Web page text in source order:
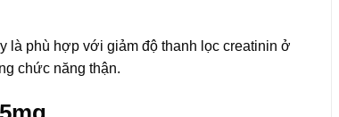
là phù hợp với giảm độ thanh lọc creatinin ở
chức năng thận.